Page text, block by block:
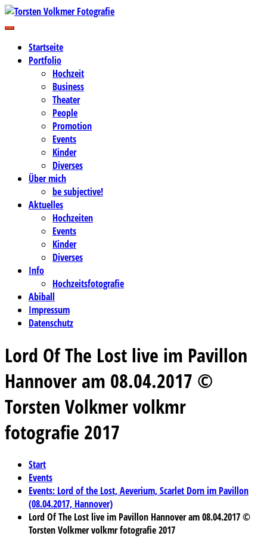
Zum
Inhalt
Torsten Volkmer Fotografie
Business-, Portrait- und Hochzeitsfotografie
Startseite
Portfolio
Hochzeit
Business
Theater
People
Promotion
Events
Kinder
Diverses
Über mich
be subjective!
Aktuelles
Hochzeiten
Events
Kinder
Diverses
Info
Hochzeitsfotografie
Abiball
Impressum
Datenschutz
Lord Of The Lost live im Pavillon
Hannover am 08.04.2017 ©
Torsten Volkmer volkmr
fotografie 2017
Start
Events
Events: Lord of the Lost, Aeverium, Scarlet Dorn im Pavillon
(08.04.2017, Hannover)
Lord Of The Lost live im Pavillon Hannover am 08.04.2017 ©
Torsten Volkmer volkmr fotografie 2017